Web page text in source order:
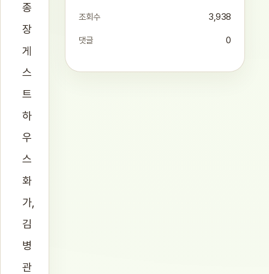
종
장
게
스
트
하
우
스
화
가,
김
병
관
조회수 3,938
댓글 0